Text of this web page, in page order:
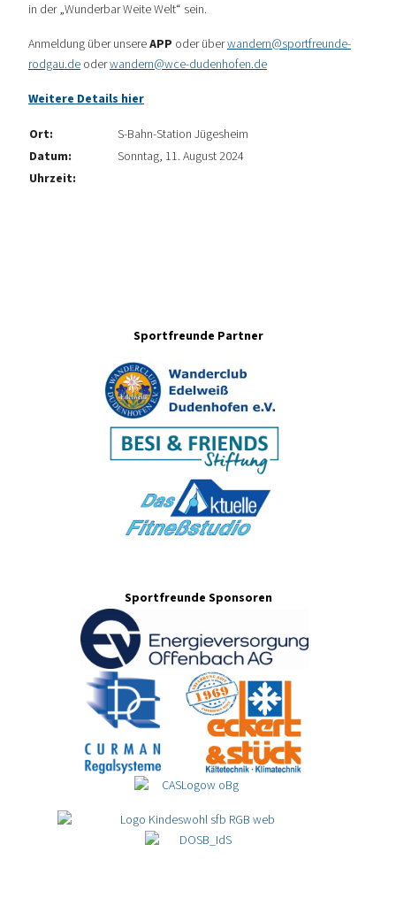
in der „Wunderbar Weite Welt“ sein.
Anmeldung über unsereAPP oder überwandern@sportfreunde-
rodgau.de oderwandern@wce-dudenhofen.de
Weitere Details hier
Ort:
S-Bahn-Station Jügesheim
Datum:
Sonntag, 11. August 2024
Uhrzeit:
Sportfreunde Partner
Sportfreunde Sponsoren